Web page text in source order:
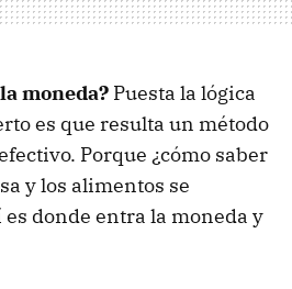
moneda? Puesta la lógica
es que resulta un método
Porque ¿cómo saber
y los alimentos se
donde entra la moneda y